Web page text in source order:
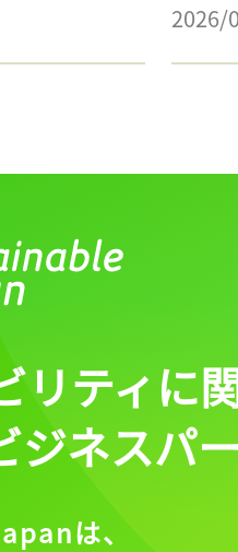
2026/
リティに
ジネスパ
は、